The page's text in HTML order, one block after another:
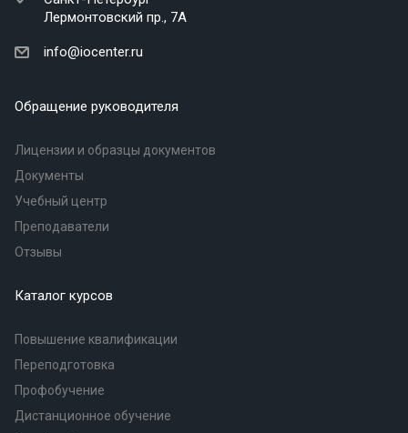
Лермонтовский пр., 7А
info@iocenter.ru
Обращение руководителя
Лицензии и образцы документов
Документы
Учебный центр
Преподаватели
Отзывы
Каталог курсов
Повышение квалификации
Переподготовка
Профобучение
Дистанционное обучение